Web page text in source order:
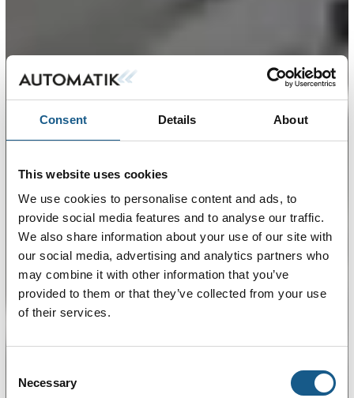
Consent Details About
This website uses cookies
We use cookies to personalise content and ads, to
provide social media features and to analyse our traffic.
We also share information about your use of our site with
our social media, advertising and analytics partners who
may combine it with other information that you’ve
provided to them or that they’ve collected from your use
of their services.
Selection
Necessary